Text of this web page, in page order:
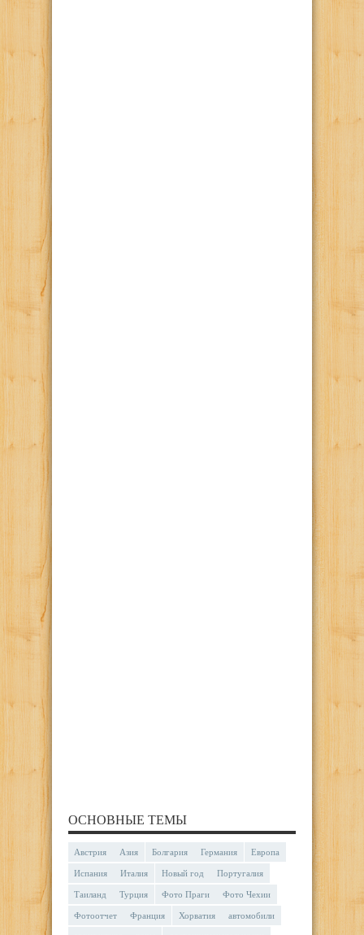
ОСНОВНЫЕ ТЕМЫ
Австрия Азия Болгария Германия Европа
Испания Италия Новый год Португалия
Таиланд Турция Фото Праги Фото Чехии
Фотоотчет Франция Хорватия автомобили